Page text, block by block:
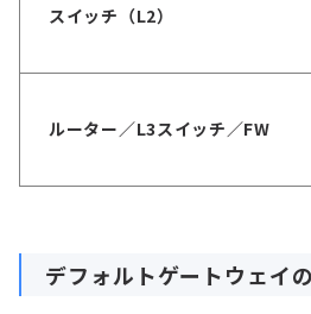
スイッチ（L2）
ルーター／L3スイッチ／FW
デフォルトゲートウェイ